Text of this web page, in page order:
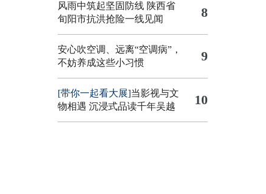
风雨中筑起坚固防线 陕西省
旬阳市抗洪抢险一线见闻
8
安心吹空调、远离“空调病”，
不妨养成这些小习惯
9
[带你一起看大展]当影视与文
物相遇 沉浸式品读千年吴越
10